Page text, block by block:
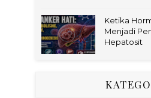
Ketika
Menjadi
Hepatosit